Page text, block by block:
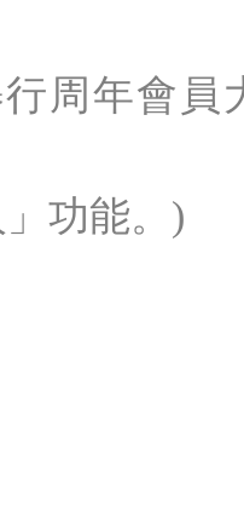
周年會員
」功能。)